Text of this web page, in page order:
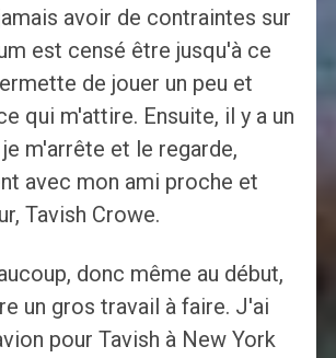
avoir de contraintes sur
est censé être jusqu'à ce
de jouer un peu et
qui m'attire. Ensuite, il y a un
m'arrête et le regarde,
avec mon ami proche et
Tavish Crowe.
donc même au début,
un gros travail à faire. J'ai
pour Tavish à New York